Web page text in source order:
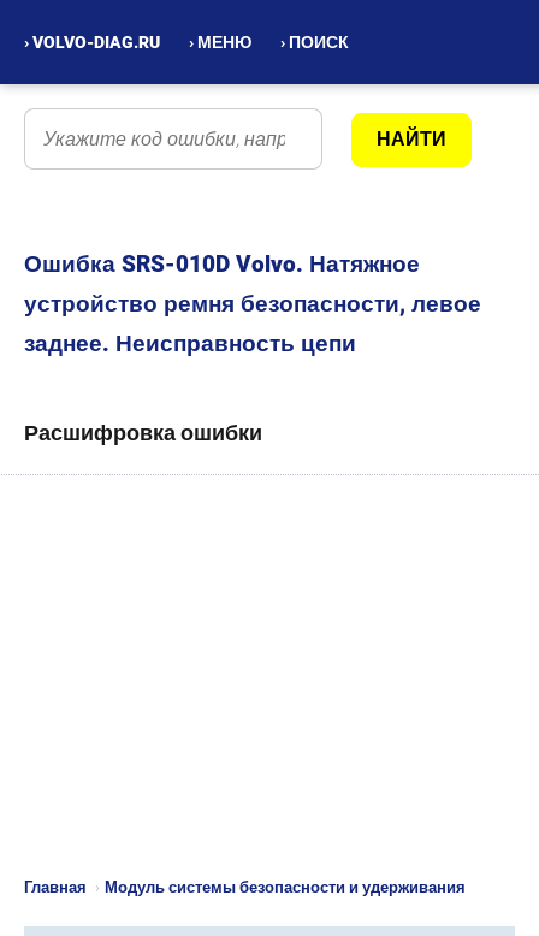
› VOLVO-DIAG.RU › МЕНЮ › ПОИСК
Ошибка SRS-010D Volvo. Натяжное
устройство ремня безопасности, левое
заднее. Неисправность цепи
Расшифровка ошибки
Главная › Модуль системы безопасности и удерживания